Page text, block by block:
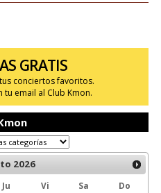
GRATIS
conciertos favoritos.
email al Club Kmon.
2026
Ju Vi Sa
Do